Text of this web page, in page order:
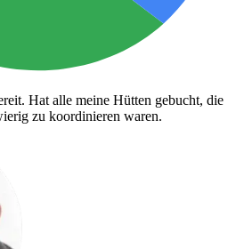
Hat alle meine Hütten gebucht, die
zu koordinieren waren.